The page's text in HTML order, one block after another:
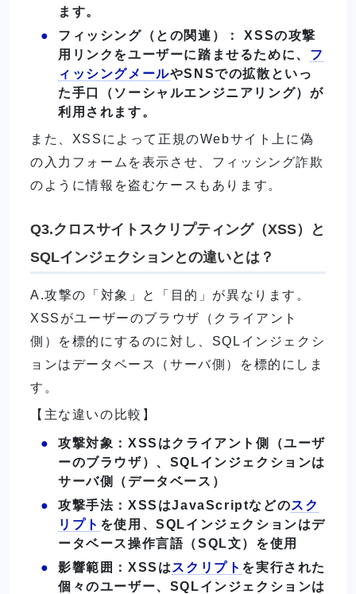
ます。
フィッシング（との関連）： XSSの攻撃
用リンクをユーザーに踏ませるために、 フ
ィッシングメールやSNSでの拡散といっ
た手口（ソーシャルエンジニアリング）が
利用されます。
また、XSSによって正規のWebサイト上に偽
の入力フォームを表示させ、フィッシング詐欺
のように情報を盗むケースもあります。
Q3.クロスサイトスクリプティング（XSS）と
SQLインジェクションとの違いとは？
A.攻撃の「対象」と「目的」が異なります。
XSSがユーザーのブラウザ（クライアント
側）を標的にするのに対し、SQLインジェクシ
ョンはデータベース（サーバ側）を標的にしま
す。
【主な違いの比較】
攻撃対象：XSSはクライアント側（ユーザ
ーのブラウザ）、SQLインジェクションは
サーバ側（データベース）
攻撃手法：XSSはJavaScriptなどのスク
リプト を使用、SQLインジェクションはデ
ータベース操作言語（SQL文）を使用
影響範囲：XSSは スクリプト を実行された
個々のユーザー、SQLインジェクションは